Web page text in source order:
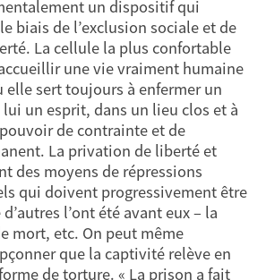
un dispositif qui
biais de l’exclusion sociale et de
La cellule la plus confortable
une vie vraiment humaine
elle sert toujours à enfermer un
un esprit, dans un lieu clos et à
de contrainte et de
La privation de liberté et
des moyens de répressions
qui doivent progressivement être
l’ont été avant eux – la
mort, etc. On peut même
que la captivité relève en
de torture. « La prison a fait